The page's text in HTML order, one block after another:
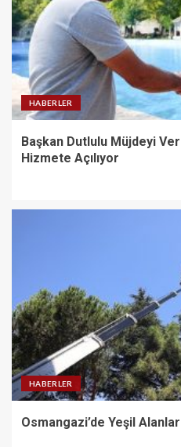
HABERLER
Başkan Dutlulu Müjdeyi
Hizmete Açılıyor
HABERLER
Osmangazi’de Yeşil